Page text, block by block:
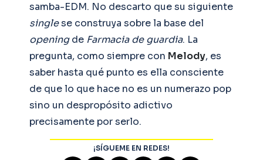
samba-EDM. No descarto que su siguiente
singlese construya sobre la base del
openingde Farmacia de guardia. La
pregunta, como siempre con Melody, es
saber hasta qué punto es ella consciente
de que lo que hace no es un numerazo pop
sino un despropósito adictivo
precisamente por serlo.
¡SÍGUEME EN REDES!